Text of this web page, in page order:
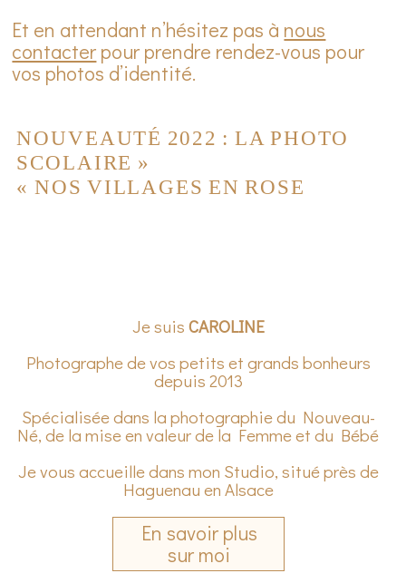
Et en attendant n’hésitez pas à nous
contacter pour prendre rendez-vous pour
vos photos d’identité.
NOUVEAUTÉ 2022 : LA PHOTO
SCOLAIRE »
« NOS VILLAGES EN ROSE
Je suis CAROLINE
Photographe de vos petits et grands bonheurs
depuis 2013
Spécialisée dans la photographie du Nouveau-
Né, de la mise en valeur de la Femme et du Bébé
Je vous accueille dans mon Studio, situé près de
Haguenau en Alsace
En savoir plus
sur moi